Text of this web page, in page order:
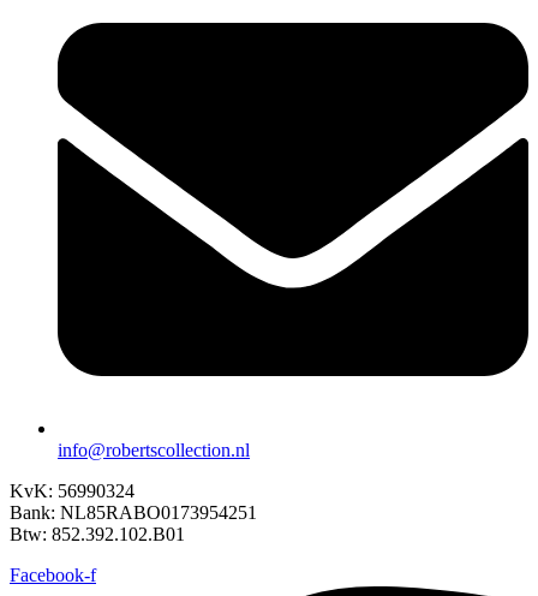
info@robertscollection.nl
KvK: 56990324
Bank: NL85RABO0173954251
Btw: 852.392.102.B01
Facebook-f